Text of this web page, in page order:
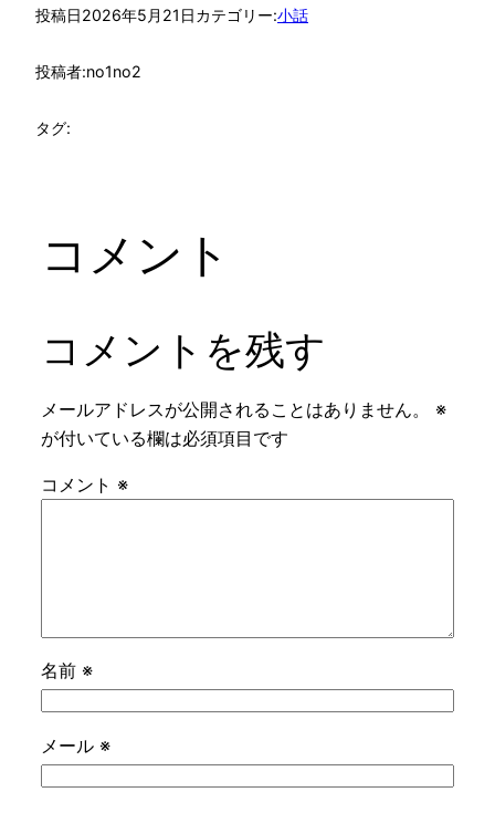
投稿日2026年5月21日カテゴリー:小話
投稿者:no1no2
タグ:
コメント
コメントを残す
メールアドレスが公開されることはありません。
※
が付いている欄は必須項目です
コメント ※
名前 ※
メール ※